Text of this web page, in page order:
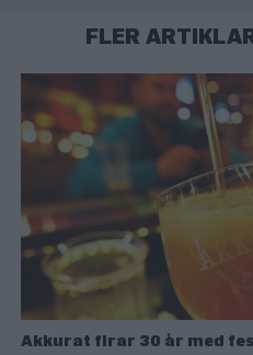
FLER
Akkurat firar 30 år med